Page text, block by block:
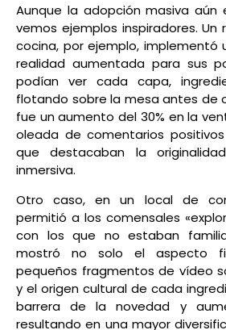
Aunque la adopción masiva aún
vemos ejemplos inspiradores.
cocina, por ejemplo, implementó
realidad aumentada para sus
podían ver cada capa,
flotando sobre la mesa antes de
fue un aumento del 30% en la
oleada de comentarios
que destacaban la
inmersiva.
Otro caso, en un local de
permitió a los comensales
con los que no estaban
mostró no solo el aspecto
pequeños fragmentos de vídeo
y el origen cultural de cada
barrera de la novedad y
resultando en una mayor